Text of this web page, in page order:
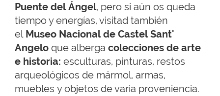
Puente del Ángel, pero si aún os queda
tiempo y energías, visitad también
el Museo Nacional de Castel Sant'
Angelo que alberga colecciones de arte
e historia: esculturas, pinturas, restos
arqueológicos de mármol, armas,
muebles y objetos de varia proveniencia.